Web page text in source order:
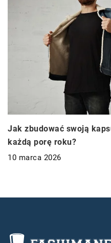
Jak zbudować swoją
każdą porę roku?
10 marca 2026